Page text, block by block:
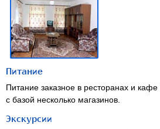
Питание
Питание заказное в ресторанах и
с базой несколько магазинов.
Экскурсии